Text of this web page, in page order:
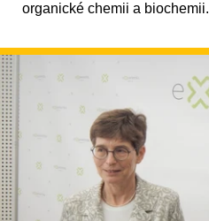
organické chemii a biochemii.